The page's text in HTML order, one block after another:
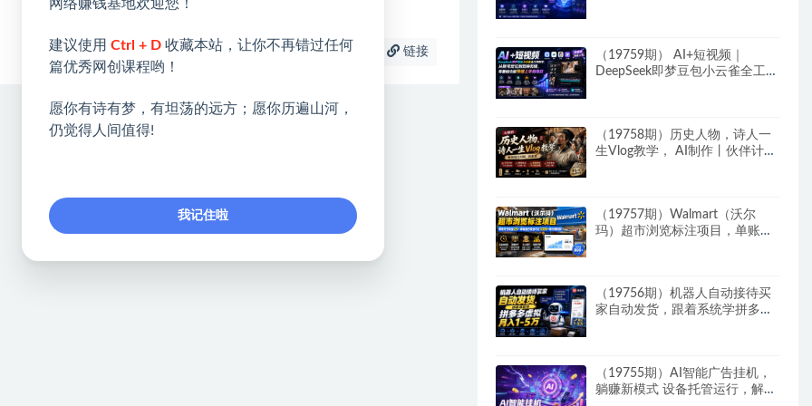
收藏 海报 链接
（19759期） AI+短视频｜
DeepSeek即梦豆包小云雀全工具
（19758期）历史人物，诗人一
生Vlog教学， AI制作丨伙伴计划
（19757期）Walmart（沃尔
玛）超市浏览标注项目，单账号
（19756期）机器人自动接待买
家自动发货，跟着系统学拼多多
（19755期）AI智能广告挂机，
躺赚新模式 设备托管运行，解放
网络赚钱基地欢迎您！
建议使用 Ctrl + D 收藏本站，让你不再错过任何
篇优秀网创课程哟！
愿你有诗有梦，有坦荡的远方；愿你历遍山河，
仍觉得人间值得!
我记住啦